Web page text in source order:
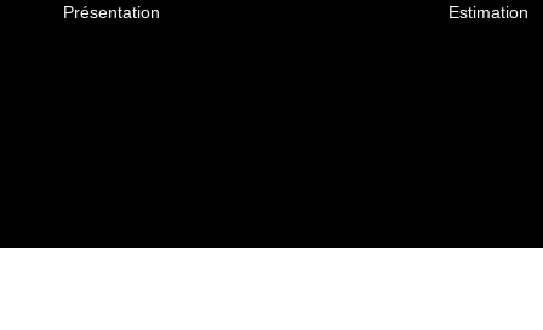
Présentation Estimation